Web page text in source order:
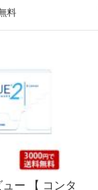
料
ンタ